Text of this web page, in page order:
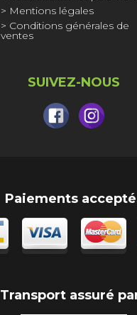
SUIVEZ-NOUS
Mentions légales
Conditions générales de
ventes
Paiements
Transport assuré